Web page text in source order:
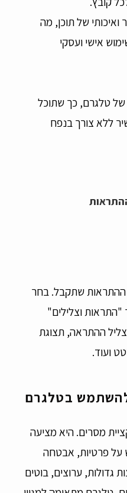
של תוכן, מה
אישי ועסקי
של טלגרם, כך שתוכל
ללא צורך בנפח
ההתראות שתקבל. בחר
"התראות וצלילים"
ההתראה, תצוגת
ועוד.
בטלגרם
מסרים. היא מציעה
פרטיות, אבטחה
גדולות, ערוצים, בוטים